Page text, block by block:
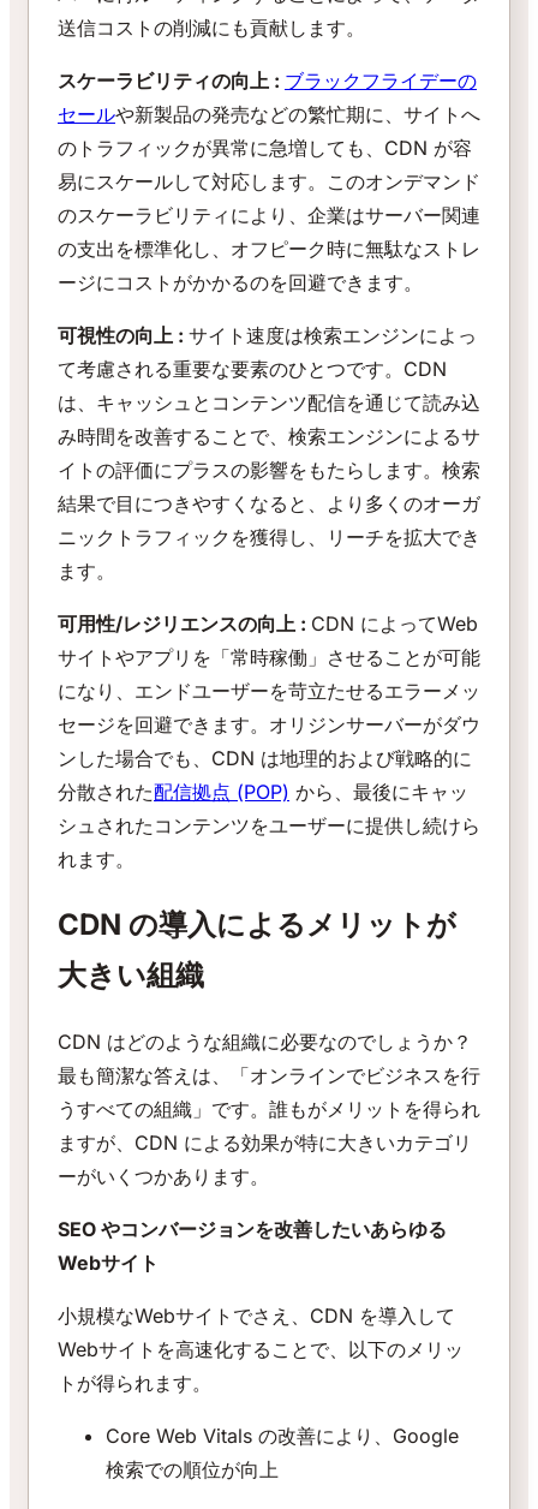
送信コストの削減にも貢献します。
スケーラビリティの向上 : ブラックフライデーの
セールや新製品の発売などの繁忙期に、サイトへ
のトラフィックが異常に急増しても、CDN が容
易にスケールして対応します。このオンデマンド
のスケーラビリティにより、企業はサーバー関連
の支出を標準化し、オフピーク時に無駄なストレ
ージにコストがかかるのを回避できます。
可視性の向上 : サイト速度は検索エンジンによっ
て考慮される重要な要素のひとつです。CDN
は、キャッシュとコンテンツ配信を通じて読み込
み時間を改善することで、検索エンジンによるサ
イトの評価にプラスの影響をもたらします。検索
結果で目につきやすくなると、より多くのオーガ
ニックトラフィックを獲得し、リーチを拡大でき
ます。
可用性/レジリエンスの向上 : CDN によってWeb
サイトやアプリを「常時稼働」させることが可能
になり、エンドユーザーを苛立たせるエラーメッ
セージを回避できます。オリジンサーバーがダウ
ンした場合でも、CDN は地理的および戦略的に
分散された配信拠点 (POP) から、最後にキャッ
シュされたコンテンツをユーザーに提供し続けら
れます。
CDN の導入によるメリットが
大きい組織
CDN はどのような組織に必要なのでしょうか？
最も簡潔な答えは、「オンラインでビジネスを行
うすべての組織」です。誰もがメリットを得られ
ますが、CDN による効果が特に大きいカテゴリ
ーがいくつかあります。
SEO やコンバージョンを改善したいあらゆる
Webサイト
小規模なWebサイトでさえ、CDN を導入して
Webサイトを高速化することで、以下のメリッ
トが得られます。
Core Web Vitals の改善により、Google
検索での順位が向上